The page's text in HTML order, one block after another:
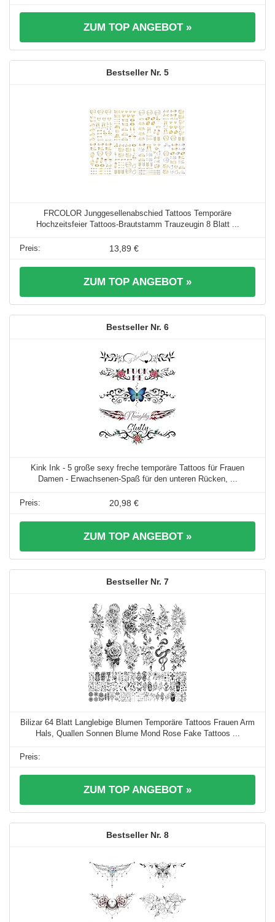
ZUM TOP ANGEBOT »
5
FRCOLOR Junggesellenabschied Tattoos Temporäre
Hochzeitsfeier Tattoos-Brautstamm Trauzeugin 8 Blatt ...
13,89 €
ZUM TOP ANGEBOT »
6
Kink Ink - 5 große sexy freche temporäre Tattoos für Frauen
Damen - Erwachsenen-Spaß für den unteren Rücken, ...
20,98 €
ZUM TOP ANGEBOT »
7
Bilizar 64 Blatt Langlebige Blumen Temporäre Tattoos Frauen Arm
Hals, Quallen Sonnen Blume Mond Rose Fake Tattoos ...
ZUM TOP ANGEBOT »
8